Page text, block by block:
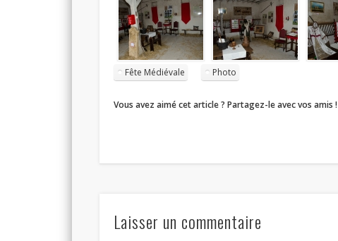
Fête Médiévale Photo
Vous avez aimé cet article ? Partagez-le avec vos amis !
Laisser un commentaire